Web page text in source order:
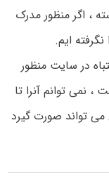
، اگر منظور مدرک
ایم.
در سایت منظور
نمی توانم آنرا تا
تواند صورت گیرد